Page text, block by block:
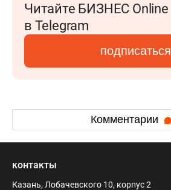
Читайте БИЗНЕС Online
в Telegram
подписаться
Комментарии
контакты
Казань, Лобачевского 10, корпус 2